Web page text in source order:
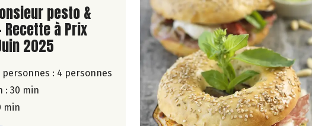
de la recette
pesto &
à Prix
2025
: 4 personnes
: 30 min
min